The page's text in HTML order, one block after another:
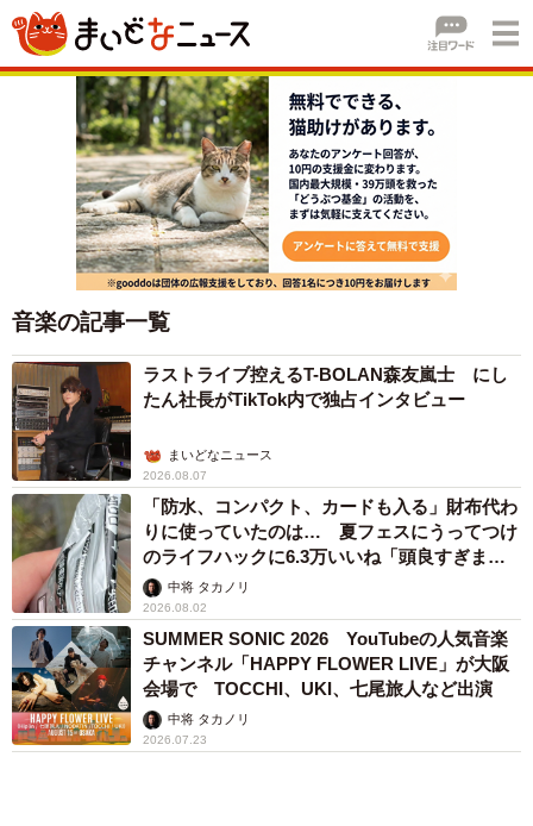
音楽の記事一覧
ラストライブ控えるT-BOLAN森友嵐士 にし
たん社長がTikTok内で独占インタビュー
まいどなニュース
2026.08.07
「防水、コンパクト、カードも入る」財布代わ
りに使っていたのは… 夏フェスにうってつけ
のライフハックに6.3万いいね「頭良すぎま
す」中将 タカノリ
2026.08.02
SUMMER SONIC 2026 YouTubeの人気音楽
チャンネル「HAPPY FLOWER LIVE」が大阪
会場で TOCCHI、UKI、七尾旅人など出演
中将 タカノリ
2026.07.23